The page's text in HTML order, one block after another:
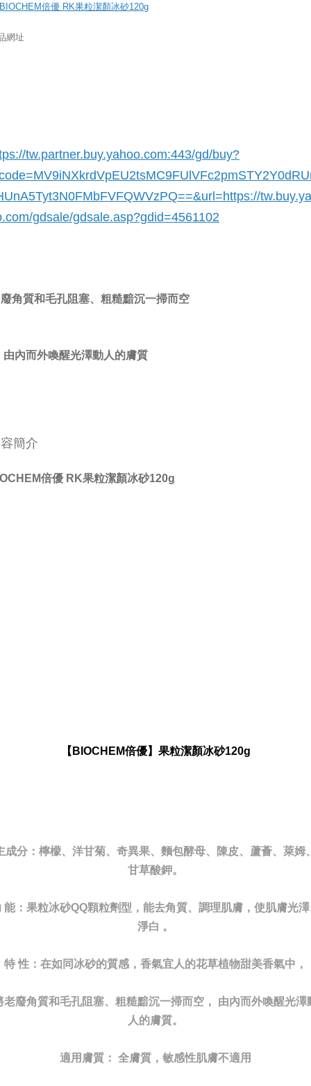
網址
tw.partner.buy.yahoo.com:443/gd/buy?
https://
gdsale/gdsale.asp?gdid=4561102
廢角質和毛孔阻塞、粗糙黯沉一掃而空
由內而外喚醒光澤動人的膚質
簡介
倍優 RK果粒潔顏冰砂120g
【BIOCHEM倍優】果粒潔顏冰砂120g
成分：檸檬、洋甘菊、奇異果、麵包酵母、陳皮、蘆薈、萊姆、
甘草酸鉀。
能：果粒冰砂QQ顆粒劑型，能去角質、調理肌膚，使肌膚光澤
淨白 。
特 性：在如同冰砂的質感，香氣宜人的花草植物甜美香氣中，
老廢角質和毛孔阻塞、粗糙黯沉一掃而空， 由內而外喚醒光澤
人的膚質。
適用膚質： 全膚質，敏感性肌膚不適用